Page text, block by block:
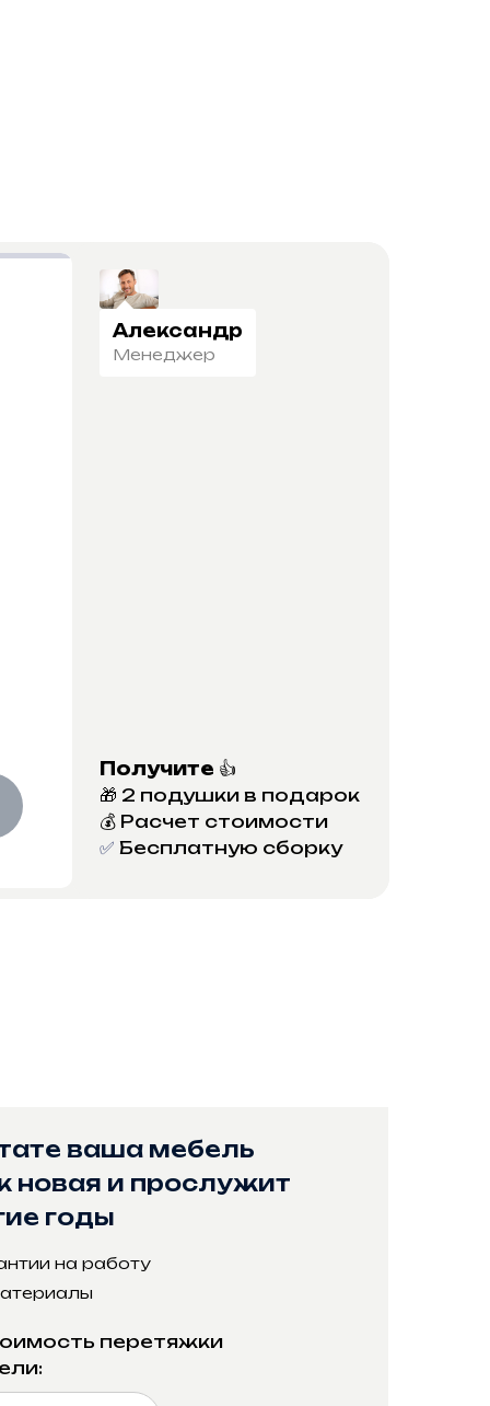
Александр
Менеджер
Получите 👍
🎁 2 подушки в подарок
💰 Расчет стоимости
✅ Бесплатную сборку
ваша мебель
новая и прослужит
годы
на работу
перетяжки